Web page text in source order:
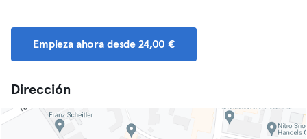
Empieza ahora desde 24,00 €
Dirección